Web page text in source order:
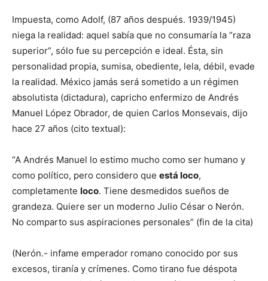
Impuesta, como Adolf, (87 años después. 1939/1945)
niega la realidad: aquel sabía que no consumaría la “raza
superior”, sólo fue su percepción e ideal. Ésta, sin
personalidad propia, sumisa, obediente, lela, débil, evade
la realidad. México jamás será sometido a un régimen
absolutista (dictadura), capricho enfermizo de Andrés
Manuel López Obrador, de quien Carlos Monsevais, dijo
hace 27 años (cito textual):
“A Andrés Manuel lo estimo mucho como ser humano y
como político, pero considero que está loco,
completamente loco. Tiene desmedidos sueños de
grandeza. Quiere ser un moderno Julio César o Nerón.
No comparto sus aspiraciones personales” (fin de la cita)
(Nerón.- infame emperador romano conocido por sus
excesos, tiranía y crímenes. Como tirano fue déspota